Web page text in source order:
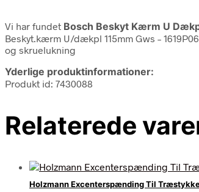
Vi har fundet Bosch Beskyt Kærm U
Beskyt.kærm U/dækpl 115mm Gws –
og skruelukning
Yderlige produktinformationer:
Produkt id: 7430088
Relaterede
Holzmann Excenterspænding Til